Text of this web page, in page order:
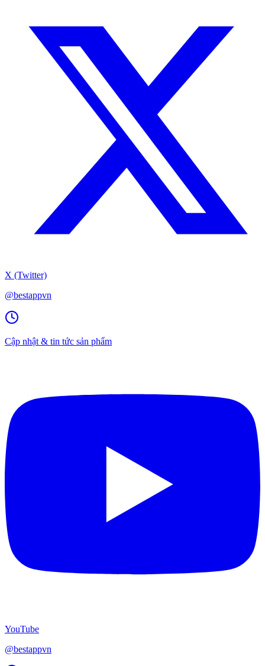
X (Twitter)
@bestappvn
Cập nhật & tin tức sản phẩm
YouTube
@bestappvn